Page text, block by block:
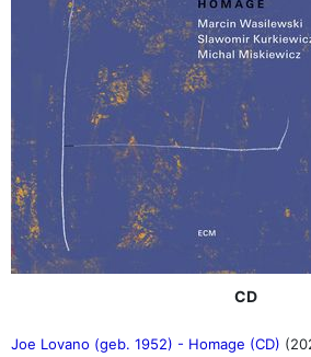
CD
Joe Lovano (geb. 1952) - Homage (CD)